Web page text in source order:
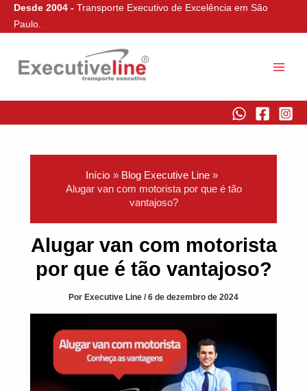
para
Desde 2004 - Transporte Executivo de Excelência em São
Paulo.
Início
Blog Executive Line
Alugar van com motorista por que é tão
vantajoso?
Alugar van com motorista
por que é tão vantajoso?
Por Executive Line /6 de dezembro de 2024